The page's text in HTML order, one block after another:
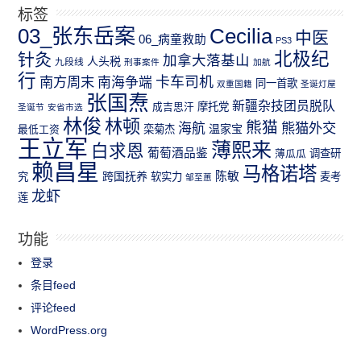
标签
03_张东岳案 06_病童救助 Cecilia PS3 中医
针灸 九段线 人头税 刑事案件 加拿大落基山 加航 北极纪
行 南方周末 南海争端 卡车司机 双重国籍 同一首歌 圣诞灯屋
圣诞节 安省市选 张国焘 成吉思汗 摩托党 新疆杂技团员脱队
最低工资 林俊 林顿 栾菊杰 海航 温家宝 熊猫 熊猫外交
王立军 白求恩 葡萄酒品鉴 薄熙来 薄瓜瓜 调查研
究 赖昌星 跨国抚养 软实力 邹至蕙 陈敏 马格诺塔 麦考
莲 龙虾
功能
登录
条目feed
评论feed
WordPress.org